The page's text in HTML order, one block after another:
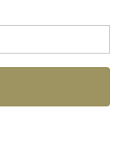
vez mais
e deixar a